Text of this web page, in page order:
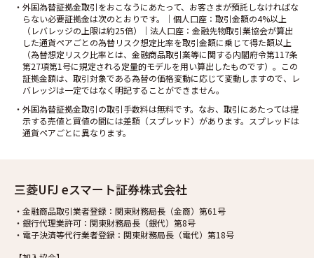
・外国為替証拠金取引をおこなうにあたって、お客さまが預託しなければな
らない必要証拠金は次のとおりです。｜個人口座：取引金額の4%以上
（レバレッジの上限は約25倍）｜法人口座：金融先物取引業協会が算出
した通貨ペアごとの為替リスク想定比率を取引金額に乗じて得た額以上
（為替想定リスク比率とは、金融商品取引業等に関する内閣府令第117条
第27項第1号に規定される定量的モデルを用い算出したものです）。この
証拠金額は、取引対象である為替の価格変動に応じて変動しますので、レ
バレッジは一定ではなく明記することができません。
・外国為替証拠金取引の取引手数料は無料です。なお、取引にあたっては提
示する売値と買値の間には差額（スプレッド）があります。スプレッドは
通貨ペアごとに異なります。
三菱UFJ eスマート証券株式会社
・金融商品取引業者登録：関東財務局長（金商）第61号
・銀行代理業許可：関東財務局長（銀代）第8号
・電子決済等代行業者登録：関東財務局長（電代）第18号